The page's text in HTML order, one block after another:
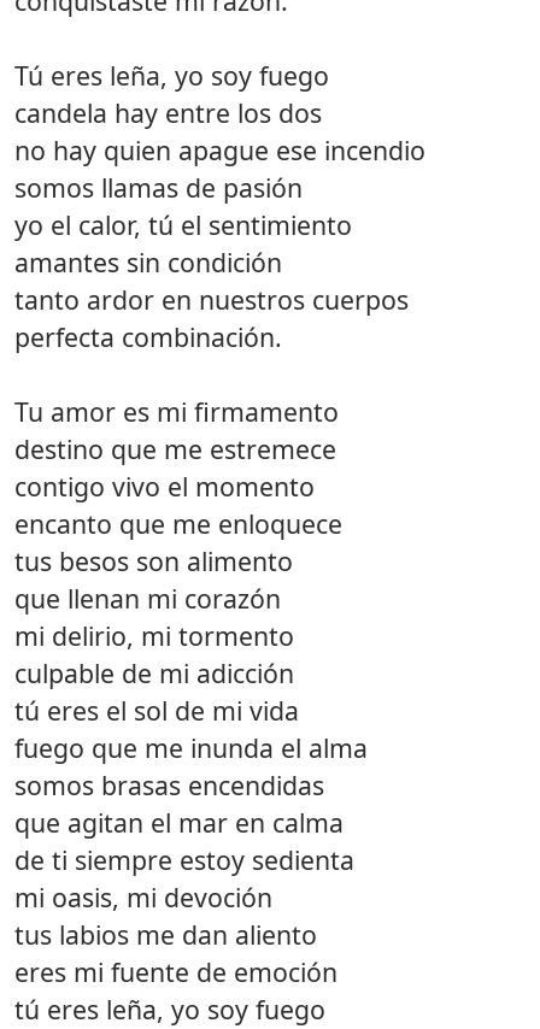
Tú eres leña, yo soy fuego
candela hay entre los dos
no hay quien apague ese incendio
somos llamas de pasión
yo el calor, tú el sentimiento
amantes sin condición
tanto ardor en nuestros cuerpos
perfecta combinación.
Tu amor es mi firmamento
destino que me estremece
contigo vivo el momento
encanto que me enloquece
tus besos son alimento
que llenan mi corazón
mi delirio, mi tormento
culpable de mi adicción
tú eres el sol de mi vida
fuego que me inunda el alma
somos brasas encendidas
que agitan el mar en calma
de ti siempre estoy sedienta
mi oasis, mi devoción
tus labios me dan aliento
eres mi fuente de emoción
tú eres leña, yo soy fuego